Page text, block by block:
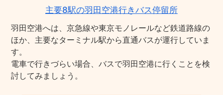
主要8駅の羽田空港行きバス停留所
羽田空港へは、京急線や東京モノレールなど鉄道路線の
ほか、主要なターミナル駅から直通バスが運行していま
す。
電車で行きづらい場合、バスで羽田空港に行くことを検
討してみましょう。